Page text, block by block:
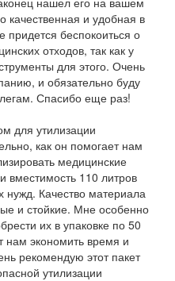
качественная и удобная в
придется беспокоиться о
отходов, так как у
для этого. Очень
и обязательно буду
Спасибо еще раз!
для утилизации
как он помогает нам
медицинские
110 литров
Качество материала
и стойкие. Мне особенно
их в упаковке по 50
нам экономить время и
рекомендую этот пакет
утилизации